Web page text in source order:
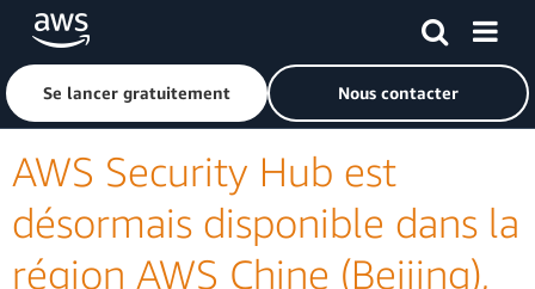
Passer au contenu principal
Cliquer ici pour revenir à la page d'accueil d'Amazon Web
Se lancer gratuitement Nous contacter
AWS Security Hub est
désormais disponible dans la
région AWS Chine (Beijing),